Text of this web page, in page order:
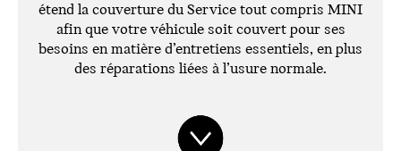
étend la couverture du Service tout compris MINI
afin que votre véhicule soit couvert pour ses
besoins en matière d’entretiens essentiels, en plus
des réparations liées à l’usure normale.